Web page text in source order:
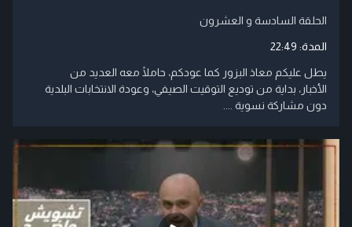
الحلقة السادسة و العشرون
المدة: 22:49
يطل عليكم معاذ البزور كما عودكم، حاملًا معه العديد من
الأخبار، بداية من توديع التوقيت الصيفي، وعودة الانتخابات البلدية
دون مشاركة نسوية ....